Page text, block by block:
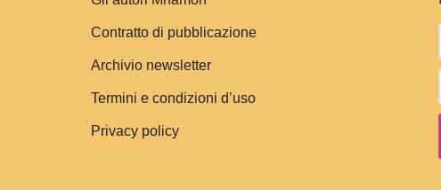
Contratto di pubblicazione
Archivio newsletter
Termini e condizioni d’uso
Privacy policy